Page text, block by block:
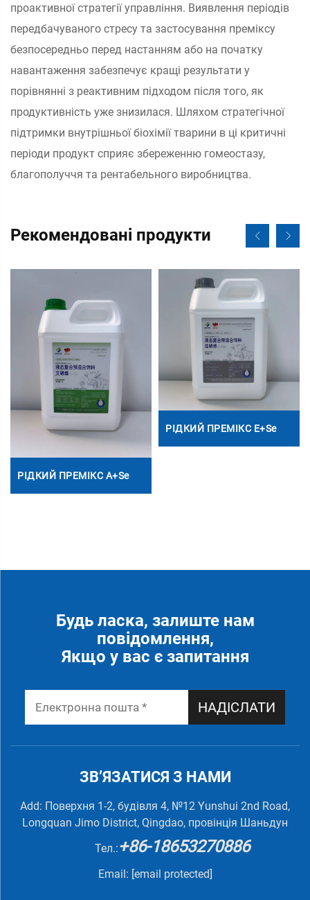
проактивної стратегії управління. Виявлення періодів
передбачуваного стресу та застосування преміксу
безпосередньо перед настанням або на початку
навантаження забезпечує кращі результати у
порівнянні з реактивним підходом після того, як
продуктивність уже знизилася. Шляхом стратегічної
підтримки внутрішньої біохімії тварини в ці критичні
періоди продукт сприяє збереженню гомеостазу,
благополуччя та рентабельного виробництва.
Рекомендовані продукти
РІДКИЙ ПРЕМІКС A+Se
РІДКИЙ ПРЕМІКС E+Se
Будь ласка, залиште нам
повідомлення,
Якщо у вас є запитання
НАДІСЛАТИ
ЗВ’ЯЗАТИСЯ З НАМИ
Add: Поверхня 1-2, будівля 4, №12 Yunshui 2nd Road,
Longquan Jimo District, Qingdao, провінція Шаньдун
Тел.:+86-18653270886
Email: [email protected]